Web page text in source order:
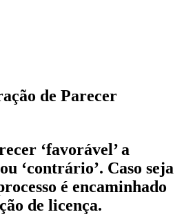
de Parecer
‘favorável’ a
‘contrário’. Caso seja
é encaminhado
de licença.